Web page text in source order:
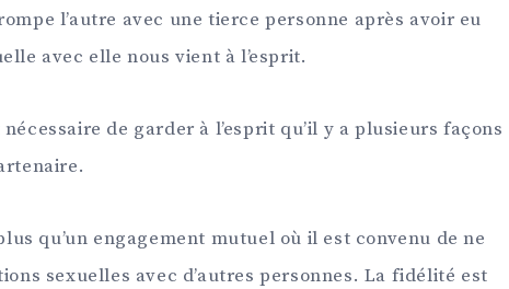
l’autre avec une tierce personne après avoir eu
avec elle nous vient à l’esprit.
de garder à l’esprit qu’il y a plusieurs façons
qu’un engagement mutuel où il est convenu de ne
sexuelles avec d’autres personnes. La fidélité est